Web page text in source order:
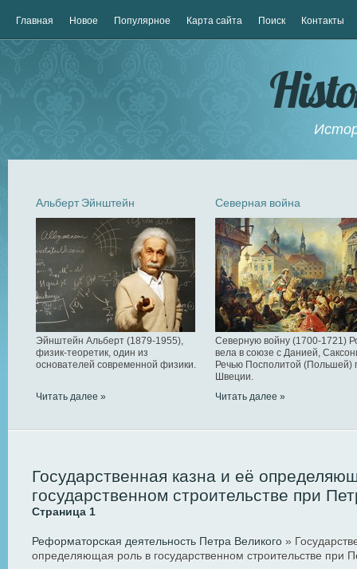
Главная Новое Популярное Карта сайта Поиск Контакты
Альберт Эйнштейн
Эйнштейн Альберт (1879-1955),
физик-теоретик, один из
основателей современной физики.
Читать далее »
Северная война
Северную войну (1700-1721)
вела в союзе с Данией,
Речью Посполитой (Польшей)
Швеции.
Читать далее »
Государственная казна и её
государственном строительстве при
Страница 1
Реформаторская деятельность Петра Великого »
определяющая роль в государственном строительстве при